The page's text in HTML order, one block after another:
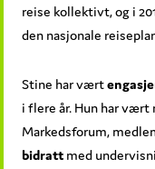
reise kollektivt, og i
den nasjonale
Stine har vært
i flere år. Hun har
Markedsforum,
bidratt med